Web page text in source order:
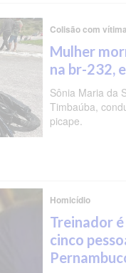
Colisão com
Mulher
na br-232,
Sônia Maria da
Timbaúba,
picape.
Homicídio
Treinador
cinco